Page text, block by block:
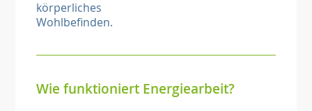
körperliches
Wohlbefinden.
Wie funktioniert Energiearbeit?